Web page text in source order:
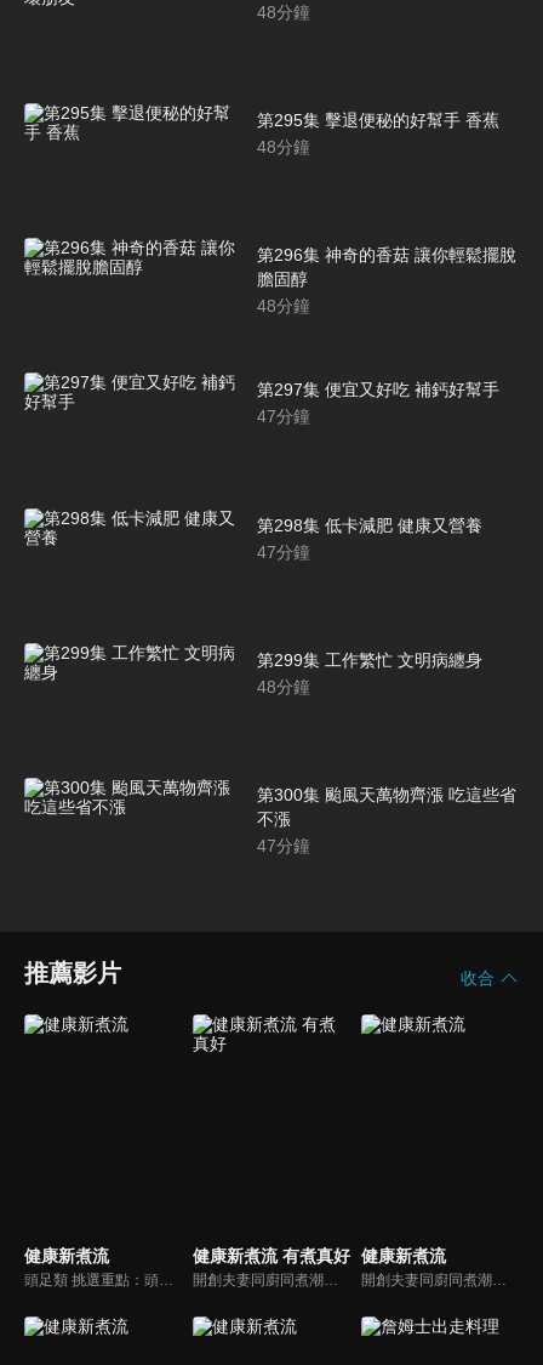
48分鐘
第295集 擊退便秘的好幫手 香蕉
48分鐘
第296集 神奇的香菇 讓你輕鬆擺脫
膽固醇
48分鐘
第297集 便宜又好吃 補鈣好幫手
47分鐘
第298集 低卡減肥 健康又營養
47分鐘
第299集 工作繁忙 文明病纏身
48分鐘
第300集 颱風天萬物齊漲 吃這些省
不漲
47分鐘
推薦影片 收合
健康新煮流 健康新煮流 有煮真好
開創夫妻同廚同煮潮流的KC夫婦，繼《健康醫食代》後，走出攝影棚，帶大家全台走透透，發掘上帝賞賜的美味食材，內容融合新加坡南洋風和客家純樸味，加上台灣獨特的閩南風情，互相激盪交織出的火花，打造出獨一無二的美食節目。
健康新煮流
開創夫妻同廚同煮潮流的KC夫婦，繼《健康醫食代》後，走出攝影棚，帶大家全台走透透，發掘上帝賞賜的美味食材，內容融合新加坡南洋風和客家純樸味，加上台灣獨特的閩南風情，互相激盪交織出的火花，打造出獨一無二的美食節目。